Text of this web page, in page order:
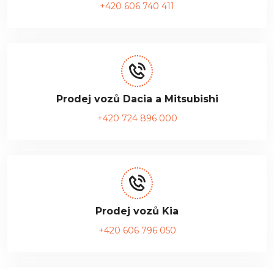
+420 606 740 411
Prodej vozů Dacia a Mitsubishi
+420 724 896 000
Prodej vozů Kia
+420 606 796 050